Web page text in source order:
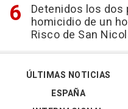
Detenidos los
homicidio de un
Risco de San
ÚLTIMAS NOTICIAS
ESPAÑA